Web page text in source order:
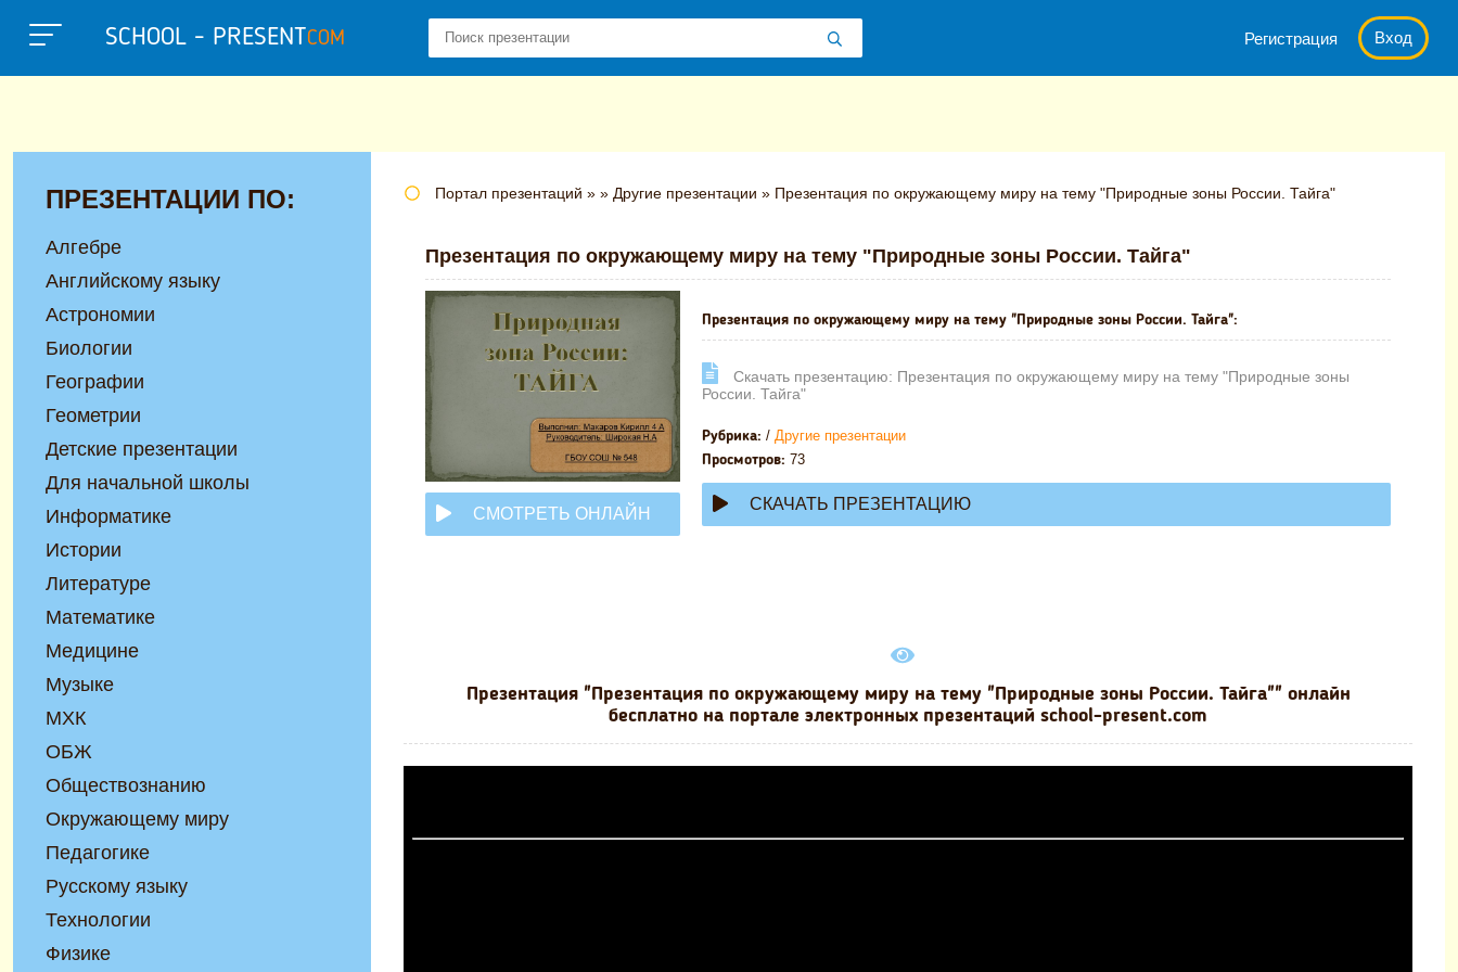
SCHOOL - PRESENTCOM Регистрация Вход
Портал презентаций » » Другие презентации » Презентация по окружающему миру на тему "Природные зоны России. Тайга"
Презентация по окружающему миру на тему "Природные зоны России. Тайга"
СМОТРЕТЬ ОНЛАЙН
Презентация по окружающему миру на тему "Природные зоны России. Тайга":
Cкачать презентацию: Презентация по окружающему миру на тему "Природные зоны
России. Тайга"
Рубрика: / Другие презентации
Просмотров: 73
СКАЧАТЬ ПРЕЗЕНТАЦИЮ
Презентация "Презентация по окружающему миру на тему "Природные зоны России. Тайга"" онлайн
бесплатно на портале электронных презентаций school-present.com
ПРЕЗЕНТАЦИИ ПО:
Алгебре
Английскому языку
Астрономии
Биологии
Географии
Геометрии
Детские презентации
Для начальной школы
Информатике
Истории
Литературе
Математике
Медицине
Музыке
МХК
ОБЖ
Обществознанию
Окружающему миру
Педагогике
Русскому языку
Технологии
Физике